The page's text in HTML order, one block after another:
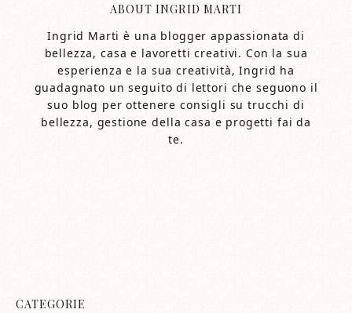
ABOUTINGRID MARTI
Ingrid Marti è una blogger appassionata di
bellezza, casa e lavoretti creativi. Con la sua
esperienza e la sua creatività, Ingrid ha
guadagnato un seguito di lettori che seguono il
suo blog per ottenere consigli su trucchi di
bellezza, gestione della casa e progetti fai da
te.
CATEGORIE